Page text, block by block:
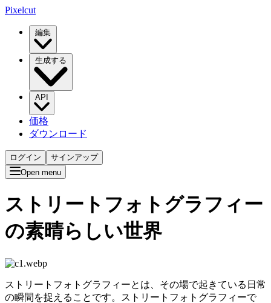
Pixelcut
編集
生成する
API
価格
ダウンロード
ログイン
サインアップ
Open menu
ストリートフォトグラフィー
の素晴らしい世界
ストリートフォトグラフィーとは、その場で起きている日常
の瞬間を捉えることです。ストリートフォトグラフィーで